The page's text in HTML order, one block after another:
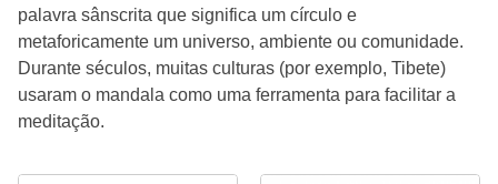
palavra sânscrita que significa um círculo e
metaforicamente um universo, ambiente ou comunidade.
Durante séculos, muitas culturas (por exemplo, Tibete)
usaram o mandala como uma ferramenta para facilitar a
meditação.